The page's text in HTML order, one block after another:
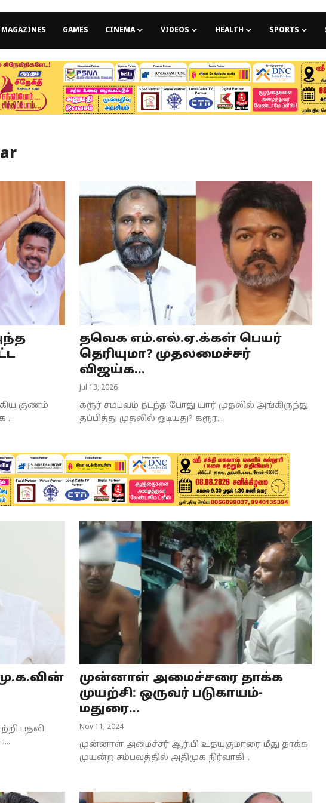
MAGAZINES GAMES CINEMA VIDEOS HEALTH SPORTS
குணம்
...
தவெக எம்.எல்.ஏ.க்கள் பெயர்
தெரியுமா? முதலமைச்சர்
விஜய்க...
Jul 13, 2026
கரூர் சம்பவம் நடந்த போது யார் முதலில் அங்கிருந்து
தப்பித்து முதலில் ஓடியது? கரூர...
பதவி
முன்னாள் அமைச்சரை தாக்க
முயற்சி: ஒருவர் படுகாயம்-
மதுரை...
Nov 11, 2024
முன்னாள் அமைச்சர் ஆர்.பி உதயகுமாரை மீது தாக்க
முயன்ற சம்பவத்தில் அதிமுக நிர்வாகி...